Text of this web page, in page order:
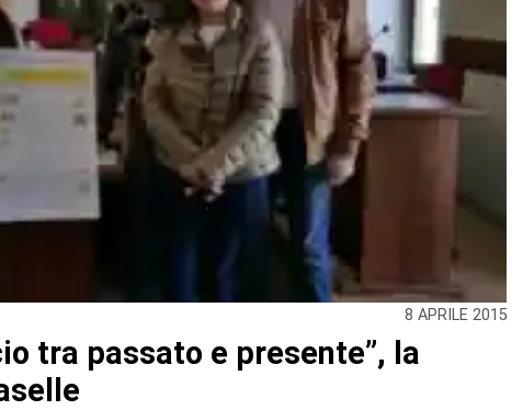
8 APRILE 2015
tra passato e presente”, la